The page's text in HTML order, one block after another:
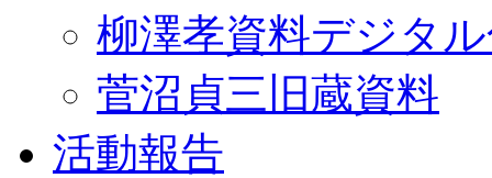
柳澤孝資料デジタ
菅沼貞三旧蔵資料
活動報告